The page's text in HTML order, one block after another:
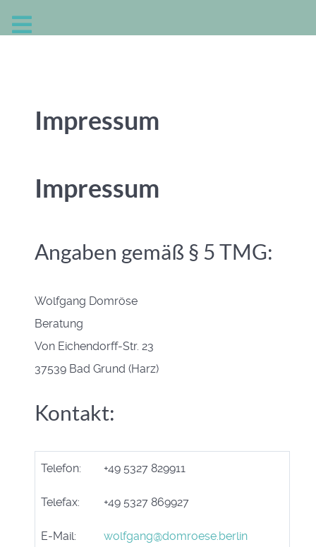
Impressum
Impressum
Angaben gemäß § 5 TMG:
Wolfgang Domröse
Beratung
Von Eichendorff-Str. 23
37539 Bad Grund (Harz)
Kontakt:
Telefon: +49 5327 829911
Telefax: +49 5327 869927
E-Mail: wolfgang@domroese.berlin